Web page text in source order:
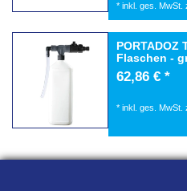
* inkl. ges. MwSt.
Flaschen -
62,86 € *
* inkl. ges. MwSt.